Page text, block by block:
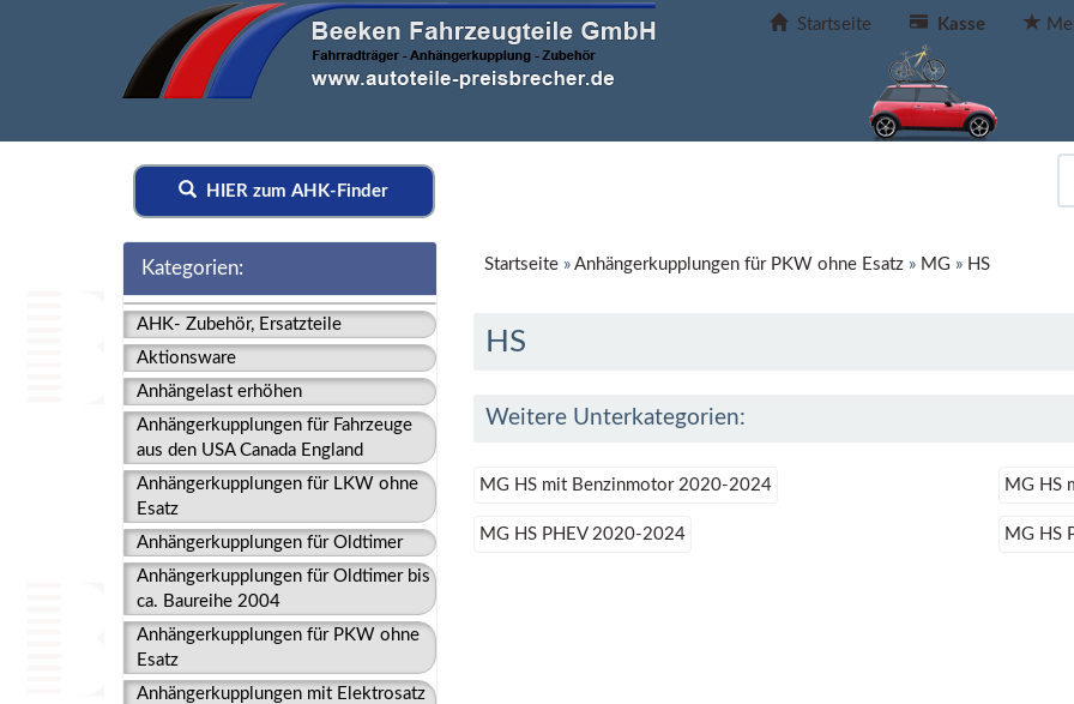
Startseite Kasse
HIER zum AHK-Finder
Kategorien:
AHK- Zubehör, Ersatzteile
Aktionsware
Anhängelast erhöhen
Anhängerkupplungen für Fahrzeuge
aus den USA Canada England
Anhängerkupplungen für LKW ohne
Esatz
Anhängerkupplungen für Oldtimer
Anhängerkupplungen für Oldtimer bis
ca. Baureihe 2004
Anhängerkupplungen für PKW ohne
Esatz
Anhängerkupplungen mit Elektrosatz
Startseite» Anhängerkupplungen für PKW ohne Esatz» MG» HS
HS
Weitere Unterkategorien:
MG HS mit Benzinmotor 2020-2024 MG HS
MG HS PHEV 2020-2024 MG HS